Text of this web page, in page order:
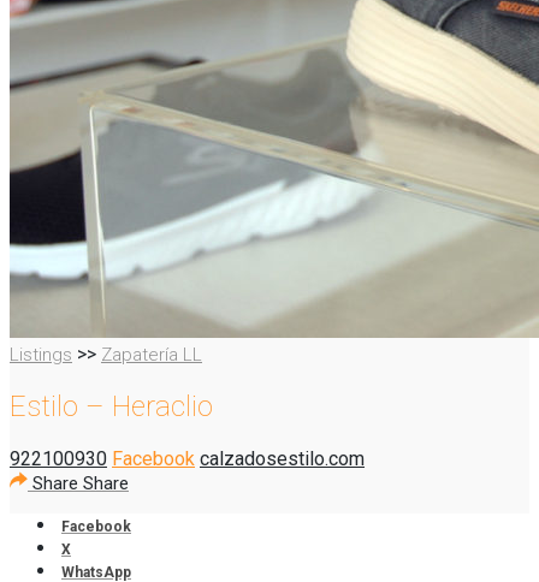
Listings >> Zapatería LL
Estilo – Heraclio
922100930 Facebook calzadosestilo.com
Share Share
Facebook
X
WhatsApp